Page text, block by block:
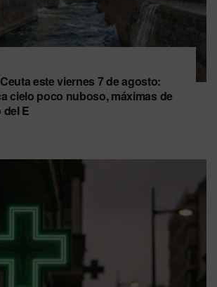
este viernes 7 de agosto:
cielo poco nuboso, máximas de
del E